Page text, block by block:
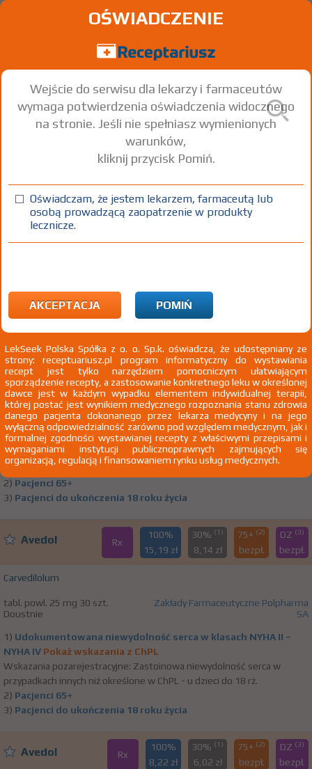
Znaleziono wyników:
Rx
100%
30%
Carvedilolum
tabl. powl. 12,5 mg 30 szt.
Doustnie
Zakłady Farmaceutyczne Polpharma
SA
1)Udokumentowana niewydolność serca w klasach NYHA II –
NYHA IVPokaż wskazania z ChPL
Wskazania pozarejestracyjne: Zastoinowa niewydolność serca w
przypadkach innych niż określone w ChPL - u dzieci do 18 rż.
2) Pacjenci 65+
3) Pacjenci do ukończenia 18 roku życia
Avedol Rx
100%
15,19 zł
30% (1)
8,14 zł
75+ (2)
bezpł.
DZ (3)
bezpł.
Carvedilolum
tabl. powl. 25 mg 30 szt.
Doustnie
Zakłady Farmaceutyczne Polpharma
SA
1) Udokumentowana niewydolność serca w klasach NYHA II –
NYHA IV Pokaż wskazania z ChPL
Wskazania pozarejestracyjne: Zastoinowa niewydolność serca w
przypadkach innych niż określone w ChPL - u dzieci do 18 rż.
2) Pacjenci 65+
3) Pacjenci do ukończenia 18 roku życia
Avedol Rx
100%
8,22 zł
30% (1)
6,02 zł
75+ (2)
bezpł.
DZ (3)
bezpł.
OŚWIADCZENIE
Wejście do serwisu dla lekarzy i farmaceutów
wymaga potwierdzenia oświadczenia widocznego
na stronie. Jeśli nie spełniasz wymienionych
warunków,
kliknij przycisk Pomiń.
Oświadczam, że jestem lekarzem, farmaceutą lub
osobą prowadzącą zaopatrzenie w produkty
lecznicze.
AKCEPTACJA POMIŃ
LekSeek Polska Spółka z o. o. Sp.k. oświadcza, że udostępniany ze
strony: receptuariusz.pl program informatyczny do wystawiania
recept jest tylko narzędziem pomocniczym ułatwiającym
sporządzenie recepty, a zastosowanie konkretnego leku w określonej
dawce jest w każdym wypadku elementem indywidualnej terapii,
której postać jest wynikiem medycznego rozpoznania stanu zdrowia
danego pacjenta dokonanego przez lekarza medycyny i na jego
wyłączną odpowiedzialność zarówno pod względem medycznym, jak i
formalnej zgodności wystawianej recepty z właściwymi przepisami i
wymaganiami instytucji publicznoprawnych zajmujących się
organizacją, regulacją i finansowaniem rynku usług medycznych.